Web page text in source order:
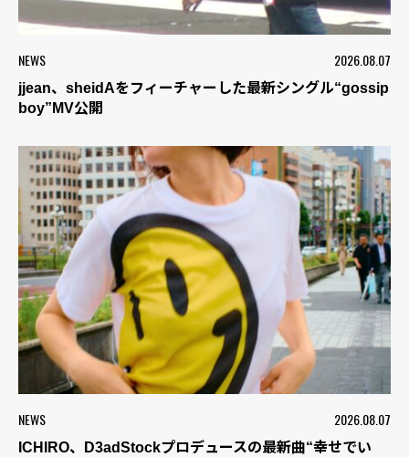
NEWS 2026.08.07
jjean、sheidAをフィーチャーした最新シングル“gossip
boy”MV公開
NEWS 2026.08.07
ICHIRO、D3adStockプロデュースの最新曲“幸せでい